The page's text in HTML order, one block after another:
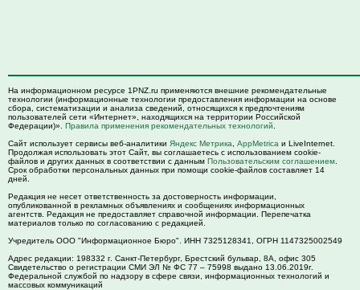
На информационном ресурсе 1PNZ.ru применяются внешние рекомендательные
технологии (информационные технологии предоставления информации на основе
сбора, систематизации и анализа сведений, относящихся к предпочтениям
пользователей сети «Интернет», находящихся на территории Российской
Федерации)». Правила применения рекомендательных технологий
Сайт использует сервисы веб-аналитики Яндекс Метрика AppMetrica и LiveInternet.
Продолжая использовать этот Сайт, вы соглашаетесь с использованием cookie-
файлов и других данных в соответствии с данным Пользовательским соглашением
Срок обработки персональных данных при помощи cookie-файлов составляет 14
дней.
Редакция не несет ответственность за достоверность информации,
опубликованной в рекламных объявлениях и сообщениях информационных
агентств. Редакция не предоставляет справочной информации. Перепечатка
материалов только по согласованию с редакцией.
Учредитель ООО "Информационное Бюро". ИНН 7325128341, ОГРН 1147325002549
Адрес редакции: 198332 г. Санкт-Петербург, Брестский бульвар, 8А, офис 305
Свидетельство о регистрации СМИ ЭЛ № ФС 77 – 75998 выдано 13.06.2019г.
Федеральной службой по надзору в сфере связи, информационных технологий и
массовых коммуникаций